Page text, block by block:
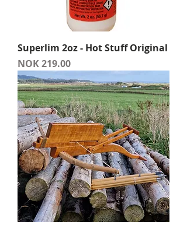
Superlim 2oz - Hot Stuff Original
Price
NOK 219.00